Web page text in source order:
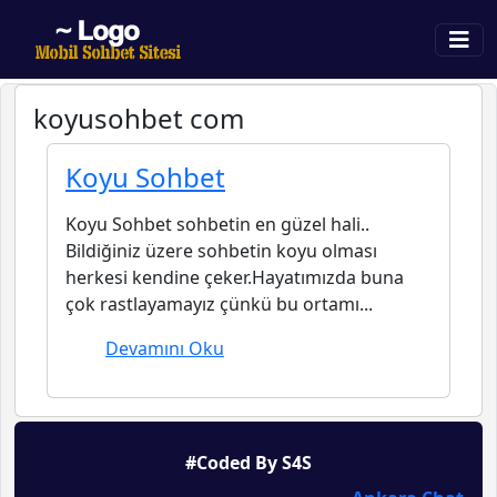
koyusohbet com
Koyu Sohbet
Koyu Sohbet sohbetin en güzel hali..
Bildiğiniz üzere sohbetin koyu olması
herkesi kendine çeker.Hayatımızda buna
çok rastlayamayız çünkü bu ortamı...
Devamını Oku
#Coded By S4S